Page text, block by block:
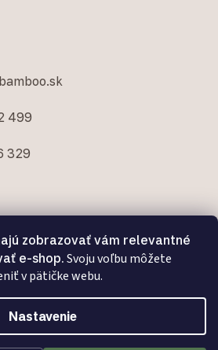
zobrazovať vám relevantné
e-shop. Svoju voľbu môžete
v pätičke webu.
Nastavenie
bamboo.sk
499
329